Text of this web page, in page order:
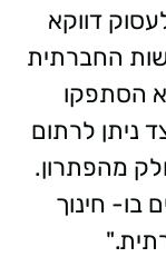
דווקא
החברתית
הסתפקו
ניתן לרתום
מהפתרון.
בו- חינוך